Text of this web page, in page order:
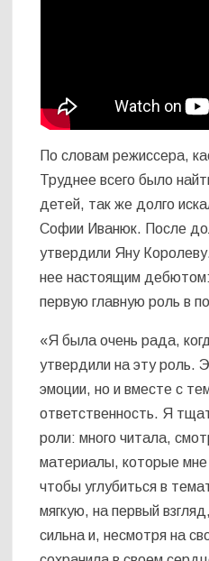
По словам режиссера,
Труднее всего было
детей, так же долго
Софии Иванюк. После
утвердили Яну
нее настоящим
первую главную роль в
«Я была очень рада,
утвердили на эту роль.
эмоции, но и вместе с
ответственность. Я
роли: много читала,
материалы, которые
чтобы углубиться в
мягкую, на первый
сильна и, несмотря на